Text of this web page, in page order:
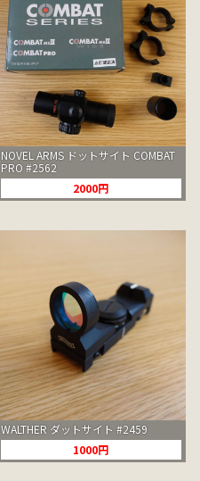
NOVEL ARMS ドットサイト COMBAT
PRO #2562
2000円
WALTHER ダットサイト #2459
1000円